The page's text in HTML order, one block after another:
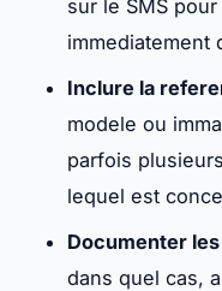
sur le SMS
immediatement
Inclure la
modele ou
parfois
lequel est
Documenter
dans quel cas,